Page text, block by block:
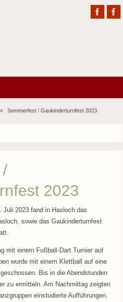
» Sommerfest / Gaukinderturnfest 2023
2023
Juli 2023 fand in Hasloch das
sowie das Gaukinderturnfest
mit einem Fußball-Dart Turnier auf
wurde mit einem Klettball auf eine
Bis in die Abendstunden
zu ermitteln. Am Nachmittag zeigten
einstudierte Aufführungen.